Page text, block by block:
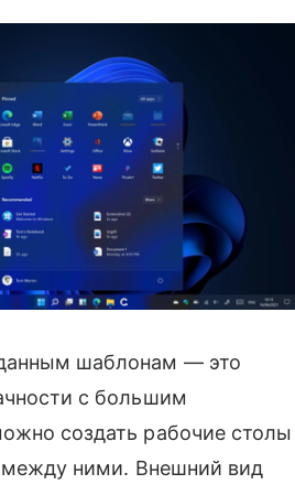
шаблонам — это
с большим
создать рабочие столы
между ними. Внешний вид